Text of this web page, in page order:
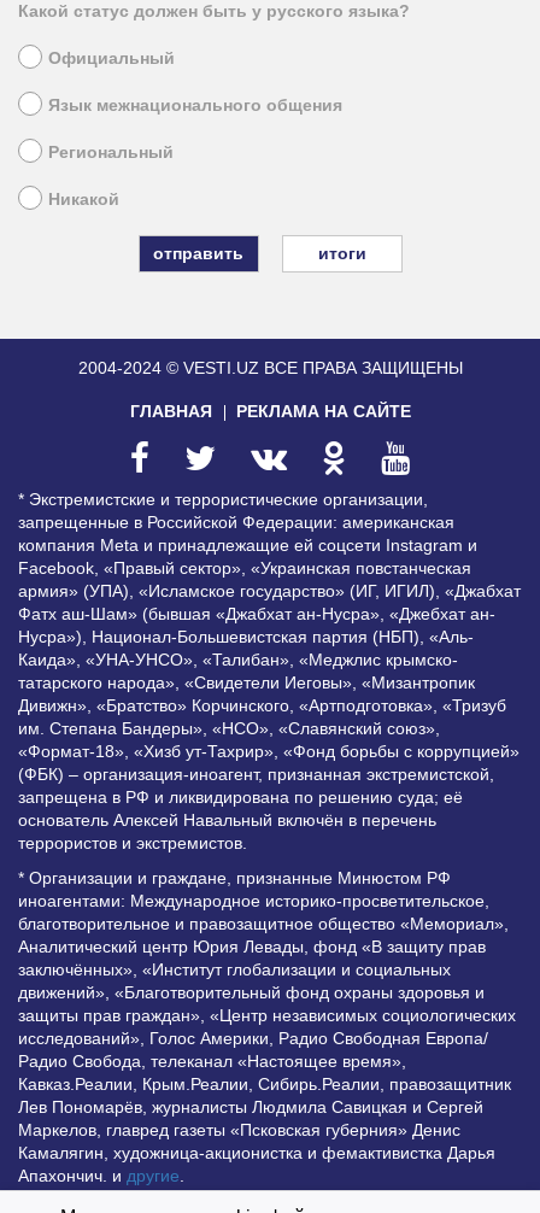
Какой статус должен быть у русского языка?
Официальный
Язык межнационального общения
Региональный
Никакой
итоги
2004-2024 © VESTI.UZ ВСЕ ПРАВА ЗАЩИЩЕНЫ
ГЛАВНАЯ РЕКЛАМА НА САЙТЕ
* Экстремистские и террористические организации,
запрещенные в Российской Федерации: американская
компания Meta и принадлежащие ей соцсети Instagram и
Facebook, «Правый сектор», «Украинская повстанческая
армия» (УПА), «Исламское государство» (ИГ, ИГИЛ), «Джабхат
Фатх аш-Шам» (бывшая «Джабхат ан-Нусра», «Джебхат ан-
Нусра»), Национал-Большевистская партия (НБП), «Аль-
Каида», «УНА-УНСО», «Талибан», «Меджлис крымско-
татарского народа», «Свидетели Иеговы», «Мизантропик
Дивижн», «Братство» Корчинского, «Артподготовка», «Тризуб
им. Степана Бандеры», «НСО», «Славянский союз»,
«Формат-18», «Хизб ут-Тахрир», «Фонд борьбы с коррупцией»
(ФБК) – организация-иноагент, признанная экстремистской,
запрещена в РФ и ликвидирована по решению суда; её
основатель Алексей Навальный включён в перечень
террористов и экстремистов.
* Организации и граждане, признанные Минюстом РФ
иноагентами: Международное историко-просветительское,
благотворительное и правозащитное общество «Мемориал»,
Аналитический центр Юрия Левады, фонд «В защиту прав
заключённых», «Институт глобализации и социальных
движений», «Благотворительный фонд охраны здоровья и
защиты прав граждан», «Центр независимых социологических
исследований», Голос Америки, Радио Свободная Европа/
Радио Свобода, телеканал «Настоящее время»,
Кавказ.Реалии, Крым.Реалии, Сибирь.Реалии, правозащитник
Лев Пономарёв, журналисты Людмила Савицкая и Сергей
Маркелов, главред газеты «Псковская губерния» Денис
Камалягин, художница-акционистка и фемактивистка Дарья
Апахончич. и другие.